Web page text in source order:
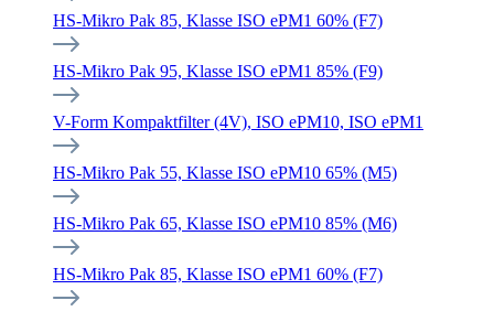
HS-Mikro Pak 85, Klasse ISO ePM1 60% (F7)
HS-Mikro Pak 95, Klasse ISO ePM1 85% (F9)
V-Form Kompaktfilter (4V), ISO ePM10, ISO ePM1
HS-Mikro Pak 55, Klasse ISO ePM10 65% (M5)
HS-Mikro Pak 65, Klasse ISO ePM10 85% (M6)
HS-Mikro Pak 85, Klasse ISO ePM1 60% (F7)